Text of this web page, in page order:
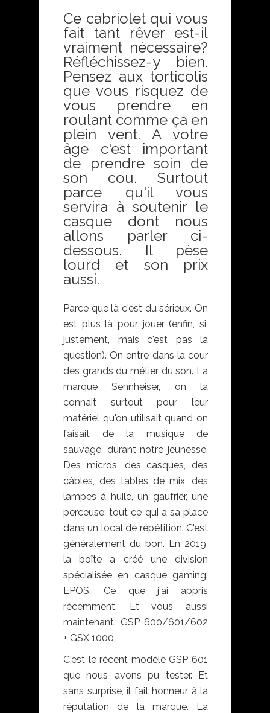
Ce cabriolet qui vous
fait tant rêver est-il
vraiment nécessaire?
Réfléchissez-y bien.
Pensez aux torticolis
que vous risquez de
vous prendre en
roulant comme ça en
plein vent. A votre
âge c'est important
de prendre soin de
son cou. Surtout
parce qu'il vous
servira à soutenir le
casque dont nous
allons parler ci-
dessous. Il pèse
lourd et son prix
aussi.
Parce que là c'est du sérieux. On
est plus là pour jouer (enfin, si,
justement, mais c'est pas la
question). On entre dans la cour
des grands du métier du son. La
marque Sennheiser, on la
connait surtout pour leur
matériel qu'on utilisait quand on
faisait de la musique de
sauvage, durant notre jeunesse.
Des micros, des casques, des
câbles, des tables de mix, des
lampes à huile, un gaufrier, une
perceuse; tout ce qui a sa place
dans un local de répétition. C'est
généralement du bon. En 2019,
la boîte a créé une division
spécialisée en casque gaming:
EPOS. Ce que j'ai appris
récemment. Et vous aussi
maintenant. GSP 600/601/602
+ GSX 1000
C'est le récent modèle GSP 601
que nous avons pu tester. Et
sans surprise, il fait honneur à la
réputation de la marque. La